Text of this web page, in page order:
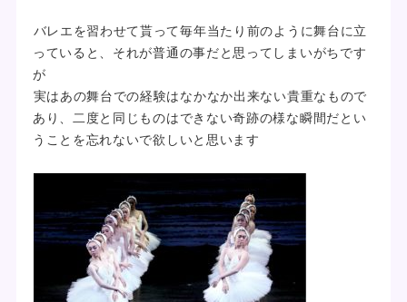
バレエを習わせて貰って毎年当たり前のように舞台に立
っていると、それが普通の事だと思ってしまいがちです
が
実はあの舞台での経験はなかなか出来ない貴重なもので
あり、二度と同じものはできない奇跡の様な瞬間だとい
うことを忘れないで欲しいと思います